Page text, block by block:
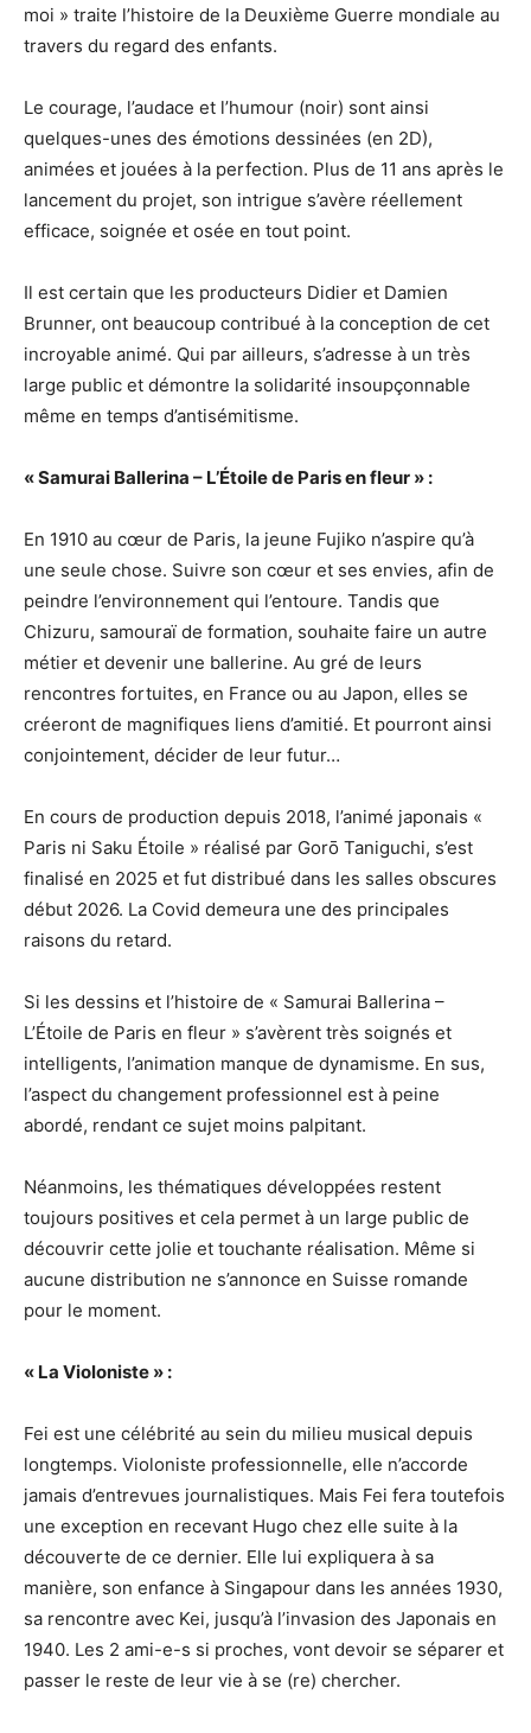
moi » traite l’histoire de la Deuxième Guerre mondiale au
travers du regard des enfants.
Le courage, l’audace et l’humour (noir) sont ainsi
quelques-unes des émotions dessinées (en 2D),
animées et jouées à la perfection. Plus de 11 ans après le
lancement du projet, son intrigue s’avère réellement
efficace, soignée et osée en tout point.
Il est certain que les producteurs Didier et Damien
Brunner, ont beaucoup contribué à la conception de cet
incroyable animé. Qui par ailleurs, s’adresse à un très
large public et démontre la solidarité insoupçonnable
même en temps d’antisémitisme.
« Samurai Ballerina – L’Étoile de Paris en fleur » :
En 1910 au cœur de Paris, la jeune Fujiko n’aspire qu’à
une seule chose. Suivre son cœur et ses envies, afin de
peindre l’environnement qui l’entoure. Tandis que
Chizuru, samouraï de formation, souhaite faire un autre
métier et devenir une ballerine. Au gré de leurs
rencontres fortuites, en France ou au Japon, elles se
créeront de magnifiques liens d’amitié. Et pourront ainsi
conjointement, décider de leur futur…
En cours de production depuis 2018, l’animé japonais «
Paris ni Saku Étoile » réalisé par Gorō Taniguchi, s’est
finalisé en 2025 et fut distribué dans les salles obscures
début 2026. La Covid demeura une des principales
raisons du retard.
Si les dessins et l’histoire de « Samurai Ballerina –
L’Étoile de Paris en fleur » s’avèrent très soignés et
intelligents, l’animation manque de dynamisme. En sus,
l’aspect du changement professionnel est à peine
abordé, rendant ce sujet moins palpitant.
Néanmoins, les thématiques développées restent
toujours positives et cela permet à un large public de
découvrir cette jolie et touchante réalisation. Même si
aucune distribution ne s’annonce en Suisse romande
pour le moment.
« La Violoniste » :
Fei est une célébrité au sein du milieu musical depuis
longtemps. Violoniste professionnelle, elle n’accorde
jamais d’entrevues journalistiques. Mais Fei fera toutefois
une exception en recevant Hugo chez elle suite à la
découverte de ce dernier. Elle lui expliquera à sa
manière, son enfance à Singapour dans les années 1930,
sa rencontre avec Kei, jusqu’à l’invasion des Japonais en
1940. Les 2 ami-e-s si proches, vont devoir se séparer et
passer le reste de leur vie à se (re) chercher.